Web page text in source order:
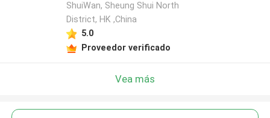
ShuiWan, Sheung Shui North
District, HK ,China
5.0
Proveedor verificado
Vea más